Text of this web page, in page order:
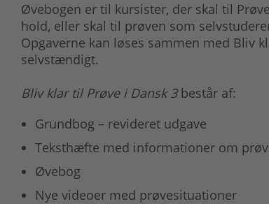
Øvebogen er til kursister, der skal til
hold, eller skal til prøven som
Opgaverne kan løses sammen med Bliv
selvstændigt.
Bliv klar til Prøve i Dansk 3består af:
Grundbog – revideret udgave
Teksthæfte med informationer om
Øvebog
Nye videoer med prøvesituationer